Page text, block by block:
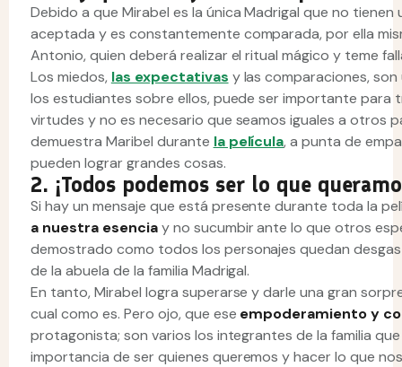
Debido a que Mirabel es la única Madrigal que no
aceptada y es constantemente comparada, por ella
Antonio, quien deberá realizar el ritual mágico y teme
Los miedos, las expectativas y las comparaciones,
los estudiantes sobre ellos, puede ser importante
virtudes y no es necesario que seamos iguales a otros
demuestra Maribel durante la película, a punta de
pueden lograr grandes cosas.
2. ¡Todos podemos ser lo que
Si hay un mensaje que está presente durante toda la
a nuestra esenciay no sucumbir ante lo que otros
demostrado como todos los personajes quedan
de la abuela de la familia Madrigal.
En tanto, Mirabel logra superarse y darle una gran
cual como es. Pero ojo, que ese empoderamiento y
protagonista; son varios los integrantes de la familia
importancia de ser quienes queremos y hacer lo que